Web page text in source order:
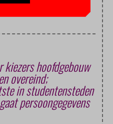
hoofdgebouw
overeind;
in studentensteden
persoongegevens